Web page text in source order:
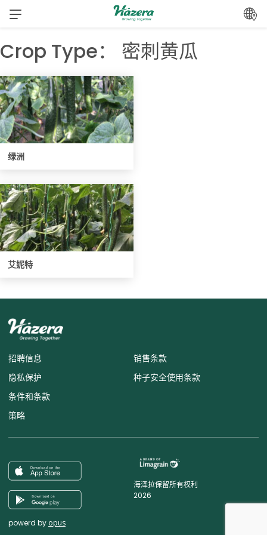
内
Crop Type： 密刺黄瓜
绿洲
艾妮特
招聘信息
隐私保护
条件和条款
策略
销售条款
种子安全使用条款
海泽拉保留所有权利
2026
powerd by opus